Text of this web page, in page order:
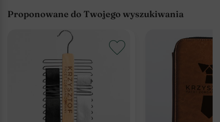
Proponowane do Twojego wyszukiwania